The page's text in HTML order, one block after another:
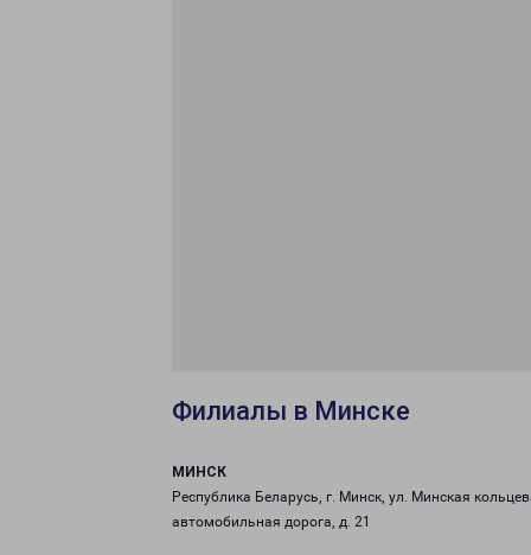
Филиалы в Минске
МИНСК
Республика Беларусь, г. Минск, ул. Минская
автомобильная дорога, д. 21